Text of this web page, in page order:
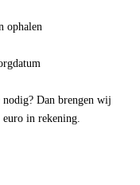
ophalen
Dan brengen wij
euro in rekening.